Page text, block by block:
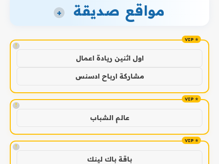
مواقع صديقة +
!
اول اثنين ريادة اعمال
مشاركة ارباح ادسنس
!
عالم الشباب
!
باقة باك لينك